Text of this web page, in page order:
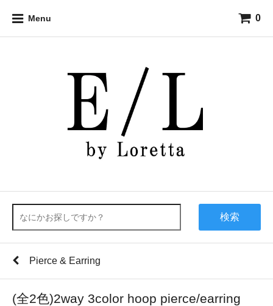
Menu 0
検索
Pierce & Earring
(全2色)2way 3color hoop pierce/earring